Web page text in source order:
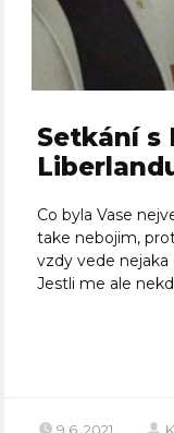
Setkání s
Co byla Vase
take nebojim,
vzdy vede nejaka
Jestli me ale